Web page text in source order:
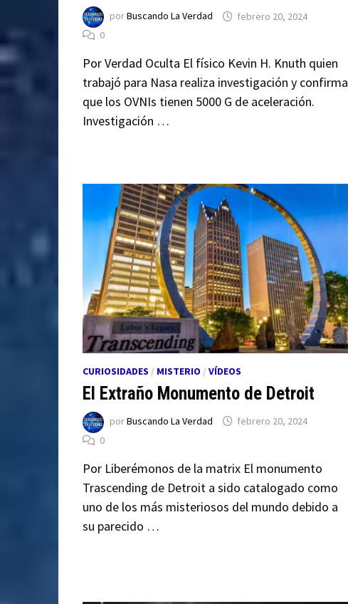
porBuscando La Verdad
febrero 20, 2024
0
Por Verdad Oculta El físico Kevin H. Knuth quien
trabajó para Nasa realiza investigación y confirma
que los OVNIs tienen 5000 G de aceleración.
Investigación …
CURIOSIDADES / MISTERIO / VÍDEOS
El Extraño Monumento de Detroit
porBuscando La Verdad
febrero 20, 2024
0
Por Liberémonos de la matrix El monumento
Trascending de Detroit a sido catalogado como
uno de los más misteriosos del mundo debido a
su parecido …